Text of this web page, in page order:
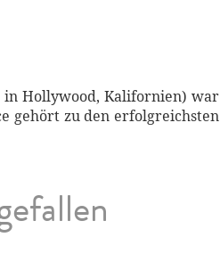
in Hollywood, Kalifornien) war
gehört zu den erfolgreichsten